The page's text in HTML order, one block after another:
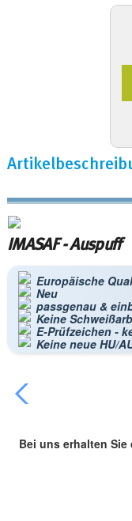
IMASAF - Auspuff
Europäische
Neu
passgenau &
Keine
E-Prüfzeichen -
Keine neue HU/
Bei uns erhalten